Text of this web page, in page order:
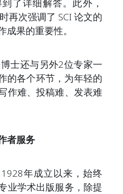
了详细解答。此外，
再次强调了 SCI 论文的
果的重要性。
士还与另外2位专家一
的各个环节，为年轻的
作难、投稿难、发表难
者服务
年成立以来，始终
业学术出版服务，除提